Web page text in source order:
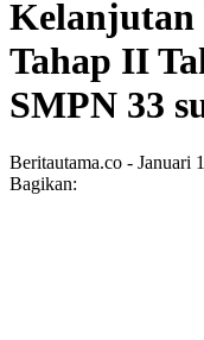
Kelanjutan
Tahap II
SMPN 33
Beritautama.co - Januari
Bagikan: